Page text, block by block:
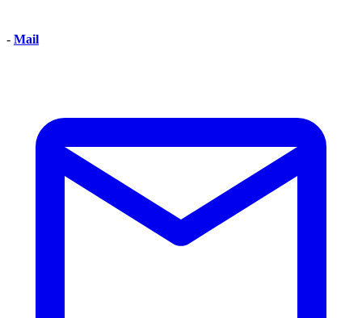
- Mail